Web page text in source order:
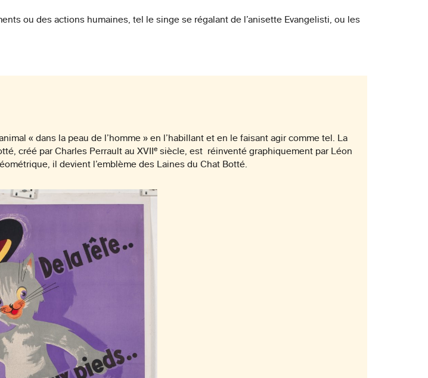
ou des actions humaines, tel le singe se régalant de l’anisette Evangelisti, ou les
« dans la peau de l’homme » en l’habillant et en le faisant agir comme tel. La
créé par Charles Perrault au XVII
e siècle, est réinventé graphiquement par Léon
il devient l’emblème des Laines du Chat Botté.